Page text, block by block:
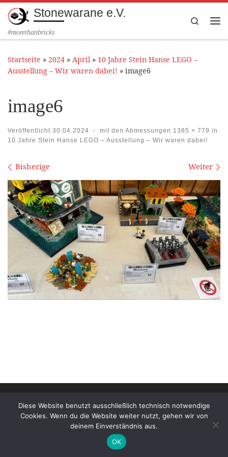
Zum Inhalt springen
Stonewarane e.V.
#morethanbricks
Search
Startseite » 2024 » April » 10 Jahre Stein Hanse LEGO –
Ausstellung – Wir waren dabei! » image6
image6
Veröffentlicht 30.04.2024 - mit den Abmessungen 1385 × 779 in
10 Jahre Stein Hanse LEGO – Ausstellung – Wir waren dabei!
Bilder Navigation
Bisherige Weiter
vorbehalten
Diese Website benutzt ausschließlich technisch notwendige
Cookies. Wenn du die Website weiter nutzt, gehen wir von
deinem Einverständnis aus.
OK